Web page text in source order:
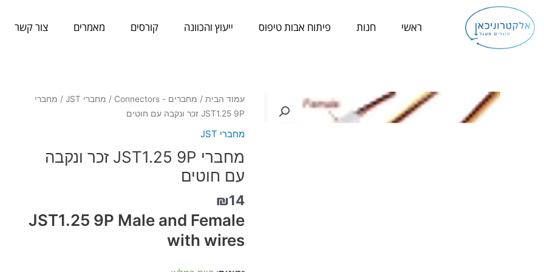
לתוכן
ראשי חנות פיתוח אבות טיפוס ייעוץ והכוונה קורסים מאמרים צור קשר
עמוד הבית/ מחברים - Connectors / מחברי JST
/ מחברי
JST1.25 9P זכר ונקבה עם חוטים
מחברי JST
מחברי JST1.25 9P זכר ונקבה
עם חוטים
₪14
JST1.25 9P Male and Female
with wires
כמות
של
9P
זכר
ונקבה
עם
חוטים